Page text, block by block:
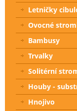
Letničky
Ovocné
Bambusy
Trvalky
Solitérní
Houby -
Hnojivo